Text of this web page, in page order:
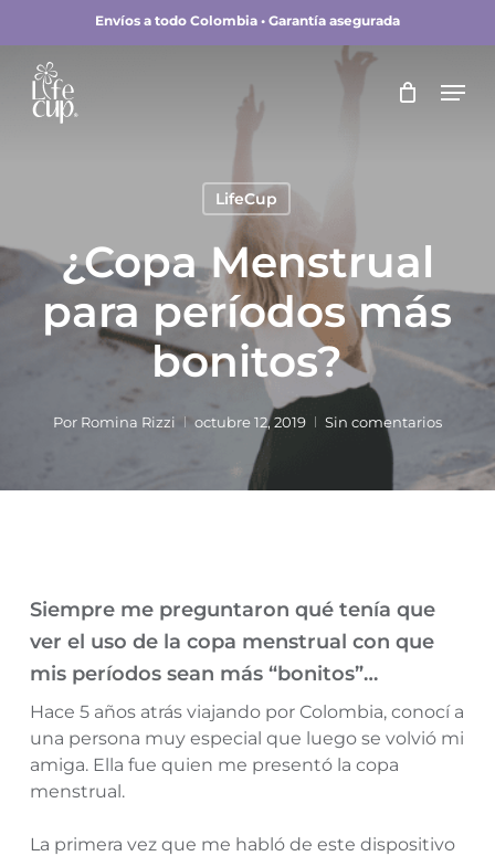
main
content
Envíos a todo Colombia • Garantía asegurada
LifeCup
¿Copa Menstrual
para períodos más
bonitos?
Por Romina Rizzi octubre 12, 2019 Sin comentarios
Siempre me preguntaron qué tenía que
ver el uso de la copa menstrual con que
mis períodos sean más “bonitos”…
Hace 5 años atrás viajando por Colombia, conocí a
una persona muy especial que luego se volvió mi
amiga. Ella fue quien me presentó la copa
menstrual.
La primera vez que me habló de este dispositivo
Menu